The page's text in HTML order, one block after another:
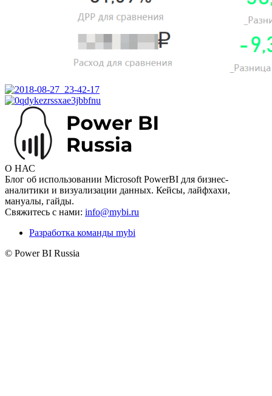
О НАС
Блог об использовании Microsoft PowerBI для бизнес-
аналитики и визуализации данных. Кейсы, лайфхахи,
мануалы, гайды.
Свяжитесь с нами: info@mybi.ru
Разработка команды mybi
© Power BI Russia